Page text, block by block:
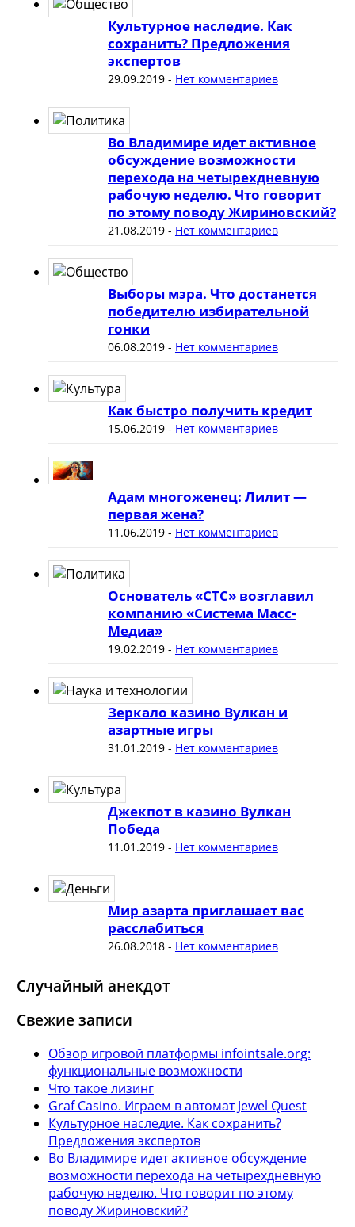
Культурное наследие. Как
сохранить? Предложения
экспертов
29.09.2019- Нет комментариев
Во Владимире идет активное
обсуждение возможности
перехода на четырехдневную
рабочую неделю. Что говорит
по этому поводу Жириновский?
21.08.2019- Нет комментариев
Выборы мэра. Что достанется
победителю избирательной
гонки
06.08.2019- Нет комментариев
Как быстро получить кредит
15.06.2019- Нет комментариев
Адам многоженец: Лилит —
первая жена?
11.06.2019- Нет комментариев
Основатель «СТС» возглавил
компанию «Система Масс-
Медиа»
19.02.2019- Нет комментариев
Зеркало казино Вулкан и
азартные игры
31.01.2019- Нет комментариев
Джекпот в казино Вулкан
Победа
11.01.2019- Нет комментариев
Мир азарта приглашает вас
расслабиться
26.08.2018- Нет комментариев
Случайный анекдот
Свежие записи
Обзор игровой платформы infointsale.org:
функциональные возможности
Что такое лизинг
Graf Casino. Играем в автомат Jewel Quest
Культурное наследие. Как сохранить?
Предложения экспертов
Во Владимире идет активное обсуждение
возможности перехода на четырехдневную
рабочую неделю. Что говорит по этому
поводу Жириновский?